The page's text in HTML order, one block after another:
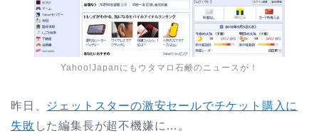
Yahoo!Japanにもウタマロ石鹸のニュースが！
昨日、 ジェットスターの激安セールでチケット購入に
失敗 した編集長が超不機嫌に…。